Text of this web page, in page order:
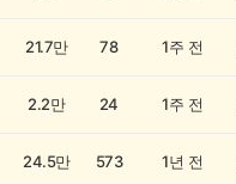
21.7만 78 1주 전
2.2만 24 1주 전
24.5만 573 1년 전